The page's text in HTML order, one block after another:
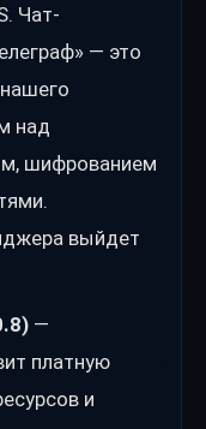
Чат-
— это
над
шифрованием
выйдет
—
платную
и